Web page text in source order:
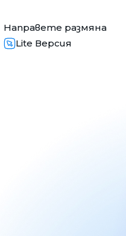
Направете размяна
Lite Версия